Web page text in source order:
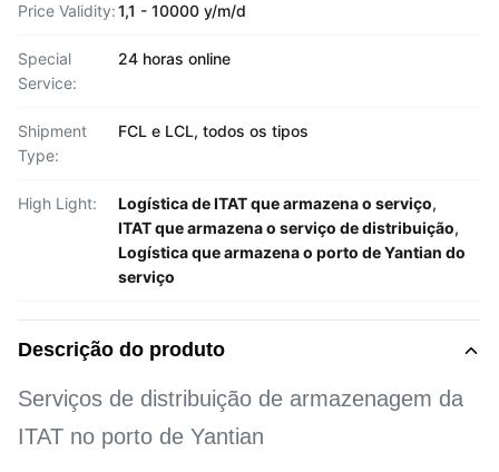
Price Validity:1,1 - 10000 y/m/d
Special
Service:
24 horas online
Shipment
Type:
FCL e LCL, todos os tipos
High Light: Logística de ITAT que armazena o serviço,
ITAT que armazena o serviço de distribuição,
Logística que armazena o porto de Yantian do
serviço
Descrição do produto
Serviços de distribuição de armazenagem da
ITAT no porto de Yantian